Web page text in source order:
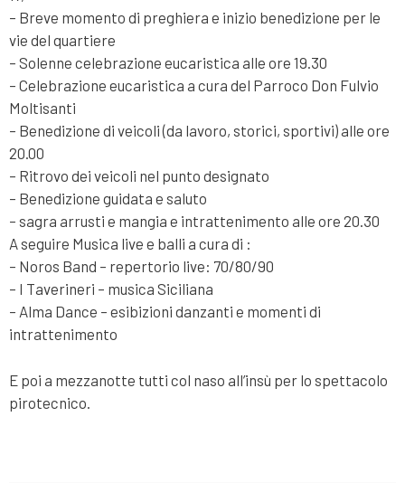
– Breve momento di preghiera e inizio benedizione per le
vie del quartiere
– Solenne celebrazione eucaristica alle ore 19.30
– Celebrazione eucaristica a cura del Parroco Don Fulvio
Moltisanti
– Benedizione di veicoli (da lavoro, storici, sportivi) alle ore
20.00
– Ritrovo dei veicoli nel punto designato
– Benedizione guidata e saluto
– sagra arrusti e mangia e intrattenimento alle ore 20.30
A seguire Musica live e balli a cura di :
– Noros Band – repertorio live: 70/80/90
– I Taverineri – musica Siciliana
– Alma Dance – esibizioni danzanti e momenti di
intrattenimento
E poi a mezzanotte tutti col naso all’insù per lo spettacolo
pirotecnico.